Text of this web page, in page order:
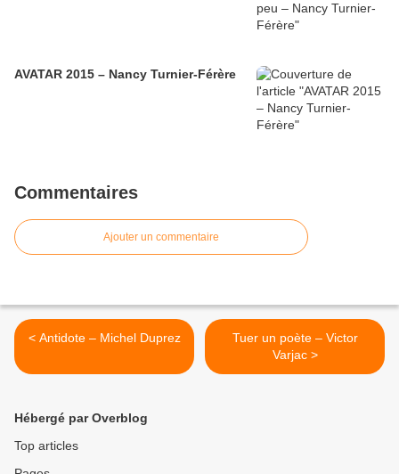
AVATAR 2015 – Nancy Turnier-Férère
Commentaires
Ajouter un commentaire
< Antidote – Michel Duprez
Tuer un poète – Victor
Varjac >
Hébergé par Overblog
Top articles